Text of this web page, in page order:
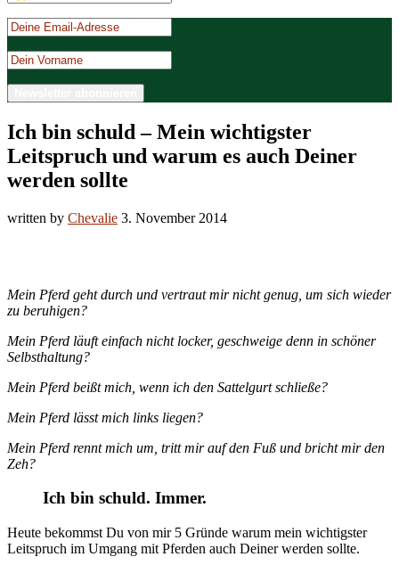
Ich bin schuld – Mein wichtigster
Leitspruch und warum es auch Deiner
werden sollte
written by Chevalie 3. November 2014
Mein Pferd geht durch und vertraut mir nicht genug, um sich wieder
zu beruhigen?
Mein Pferd läuft einfach nicht locker, geschweige denn in schöner
Selbsthaltung?
Mein Pferd beißt mich, wenn ich den Sattelgurt schließe?
Mein Pferd lässt mich links liegen?
Mein Pferd rennt mich um, tritt mir auf den Fuß und bricht mir den
Zeh?
Ich bin schuld. Immer.
Heute bekommst Du von mir 5 Gründe warum mein wichtigster
Leitspruch im Umgang mit Pferden auch Deiner werden sollte.